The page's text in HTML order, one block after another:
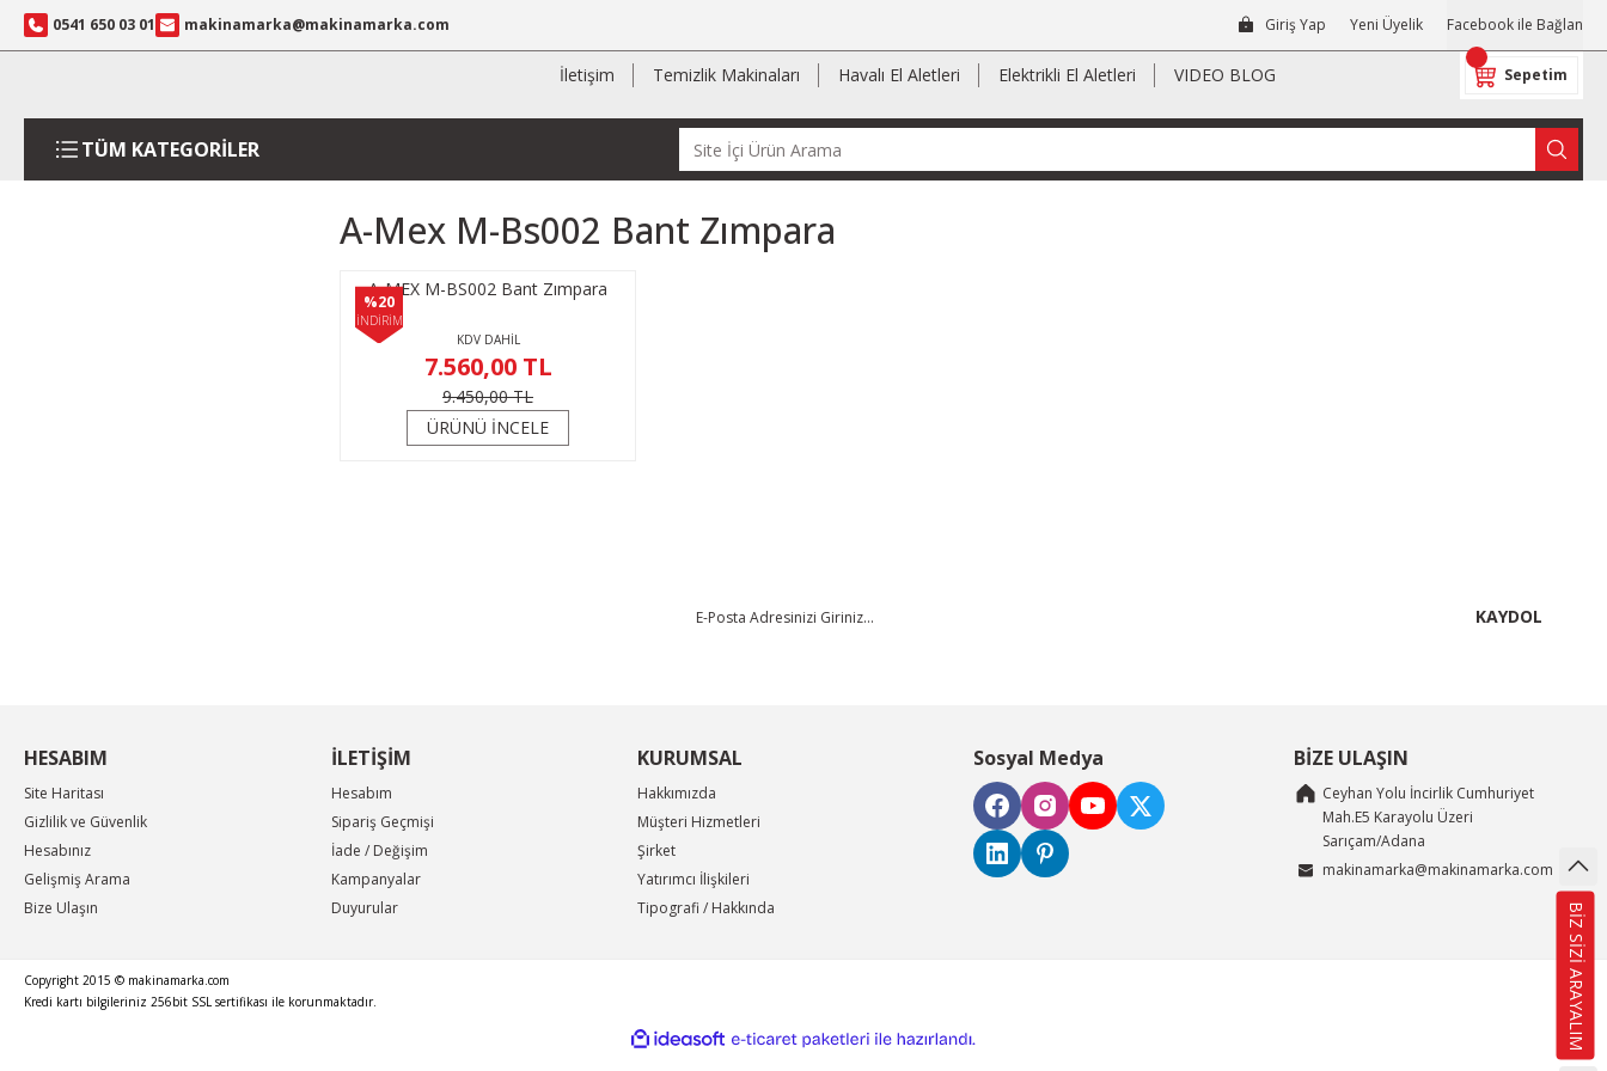
0541 650 03 01 makinamarka@makinamarka.com Giriş Yap Yeni Üyelik Facebook ile Bağlan
İletişim Temizlik Makinaları Havalı El Aletleri Elektrikli El Aletleri VIDEO BLOG Sepetim
TÜM KATEGORİLER
A-Mex M-Bs002 Bant Zımpara
%20
İNDİRİM
A-MEX M-BS002 Bant Zımpara
KDV DAHİL
7.560,00 TL
9.450,00 TL
ÜRÜNÜ İNCELE
KAYDOL
HESABIM
Site Haritası
Gizlilik ve Güvenlik
Hesabınız
Gelişmiş Arama
Bize Ulaşın
İLETİŞİM
Hesabım
Sipariş Geçmişi
İade / Değişim
Kampanyalar
Duyurular
KURUMSAL
Hakkımızda
Müşteri Hizmetleri
Şirket
Yatırımcı İlişkileri
Tipografi / Hakkında
Sosyal Medya BİZE ULAŞIN
Ceyhan Yolu İncirlik Cumhuriyet
Mah.E5 Karayolu Üzeri
Sarıçam/Adana
makinamarka@makinamarka.com
Copyright 2015 © makinamarka.com
Kredi kartı bilgileriniz 256bit SSL sertifikası ile korunmaktadır.
BİZ SİZİ ARAYALIM
ideasoft
e-